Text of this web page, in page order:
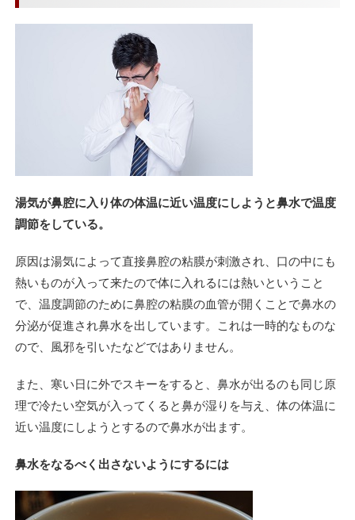
湯気が鼻腔に入り体の体温に近い温度にしようと鼻水で温度
調節をしている。
原因は湯気によって直接鼻腔の粘膜が刺激され、口の中にも
熱いものが入って来たので体に入れるには熱いということ
で、温度調節のために鼻腔の粘膜の血管が開くことで鼻水の
分泌が促進され鼻水を出しています。これは一時的なものな
ので、風邪を引いたなどではありません。
また、寒い日に外でスキーをすると、鼻水が出るのも同じ原
理で冷たい空気が入ってくると鼻が湿りを与え、体の体温に
近い温度にしようとするので鼻水が出ます。
鼻水をなるべく出さないようにするには